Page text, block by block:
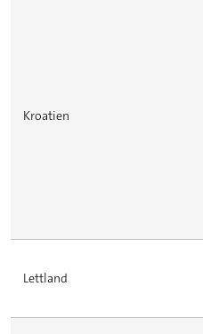
Kroatien
Lettland